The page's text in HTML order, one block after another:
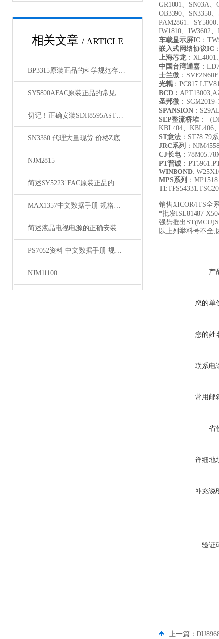
相关文章 / ARTICLE
BP3315原装正品的科学规范存放方法分享
SY5800AFAC原装正品的常见故障及相应解决方案分享
切记！正确安装SDH8595ASTR原装正品才能够确保稳定性和安全性
SN3360 代理大量现货 价格Z底
NJM2815
简述SY52231FAC原装正品的正确安装步骤
MAX1357中文数据手册 规格书 PDF
简述液晶电视电源的正确安装方法
PS7052资料 中文数据手册 规格书 PDF
NJM11100
GR1001、SN03A、
OB3390、SN3350
PAM2861、
IW1810、IW3602
车载显示屏IC ：
嵌入式网络协议IC
上海芯龙：XL4001
中国台湾通嘉 ：
士兰微 ：
光耦 ：PC817
BCD ：
圣邦微 ：
SPANSION ：
SEP整流桥堆 ：（
KBL404、KBL406
ST意法 ：ST78 79
JRC系列 ：
CJ长电：
PT普诚 ：
WINBOND:
MPS系列 ：
TI
销售XICOR/ITS全
*批发ISL81487
强势推出
以上列举料号不全,
产
您的单
您的姓
联系电
常用邮
省
详细地
补充说
验证
上一篇：